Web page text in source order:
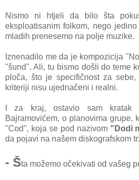
Nismo ni htjeli da bilo šta
eksploatisanim folkom, nego
mladih prenesemo na polje muzike.
Iznenadilo me da je kompozicija
"šund". Ali, tu bismo došli do teme
ploča, što je specifičnost za
kriteriji nisu ujednačeni i realni.
I za kraj, ostavio sam kratak
Bajramovićem, o planovima grupe,
"Cod", koja se pod nazivom "Dodi
da pojavi na našem diskografskom
- Šta možemo očekivati od vašeg